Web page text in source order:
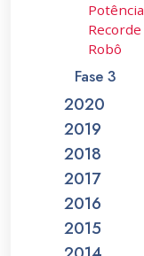
Potência
Recorde
Robô
Fase 3
2020
2019
2018
2017
2016
2015